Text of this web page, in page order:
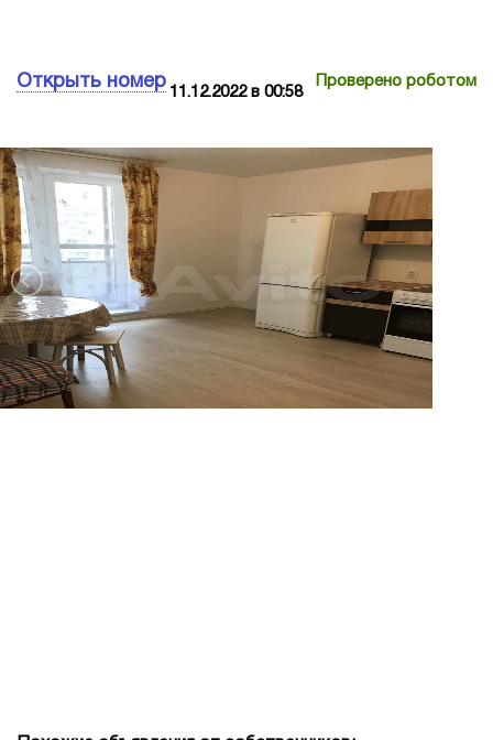
Открыть номер Проверено роботом
11.12.2022 в 00:58